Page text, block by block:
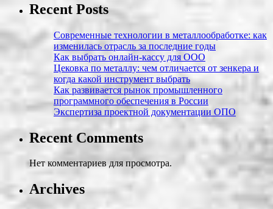
Recent Posts
Современные технологии в металлообработке: как
изменилась отрасль за последние годы
Как выбрать онлайн-кассу для ООО
Цековка по металлу: чем отличается от зенкера и
когда какой инструмент выбрать
Как развивается рынок промышленного
программного обеспечения в России
Экспертиза проектной документации ОПО
Recent Comments
Нет комментариев для просмотра.
Archives